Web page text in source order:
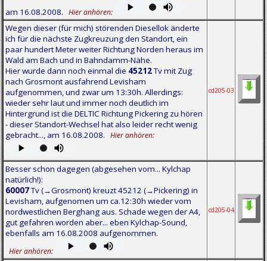
am 16.08.2008.
Hier anhören:
Wegen dieser (für mich) störenden Diesellok änderte
ich für die nächste Zugkreuzung den Standort, ein
paar hundert Meter weiter Richtung Norden heraus im
Wald am Bach und in Bahndamm-Nähe.
Hier wurde dann noch einmal die 45212Tv mit Zug
nach Grosmont ausfahrend Levisham
aufgenommen, und zwar um 13:30h. Allerdings:
wieder sehr laut und immer noch deutlich im
Hintergrund ist die DELTIC Richtung Pickering zu hören
- dieser Standort-Wechsel hat also leider recht wenig
gebracht..., am 16.08.2008.
Hier anhören:
cd205-03
Besser schon dagegen (abgesehen vom... Kylchap
natürlich!):
60007Tv (→Grosmont) kreuzt 45212 (→Pickering) in
Levisham, aufgenomen um ca.12:30h wieder vom
nordwestlichen Berghang aus. Schade wegen der A4,
gut gefahren worden aber... eben Kylchap-Sound,
ebenfalls am 16.08.2008 aufgenommen.
Hier anhören:
cd205-04